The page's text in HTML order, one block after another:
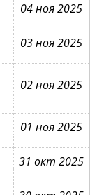
04 ноя 2025
03 ноя 2025
02 ноя 2025
01 ноя 2025
31 окт 2025